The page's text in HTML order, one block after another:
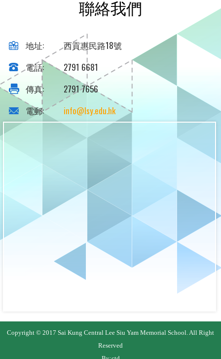
聯絡我們
地址:
西貢惠民路18號
電話:
2791 6681
傳真:
2791 7656
電郵:
info@lsy.edu.hk
Copyright © 2017 Sai Kung Central Lee Siu Yam Memorial School. All Right
Reserved